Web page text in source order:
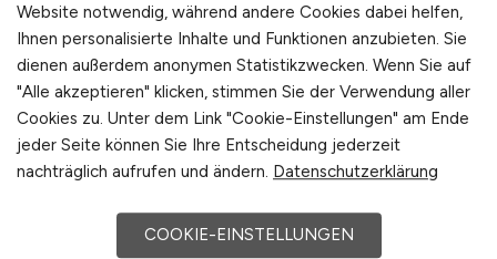
Kandel
Website notwendig, während andere Cookies dabei helfen,
Ihnen personalisierte Inhalte und Funktionen anzubieten. Sie
dienen außerdem anonymen Statistikzwecken. Wenn Sie auf
"Alle akzeptieren" klicken, stimmen Sie der Verwendung aller
Cookies zu. Unter dem Link "Cookie-Einstellungen" am Ende
jeder Seite können Sie Ihre Entscheidung jederzeit
nachträglich aufrufen und ändern. Datenschutzerklärung
COOKIE-EINSTELLUNGEN